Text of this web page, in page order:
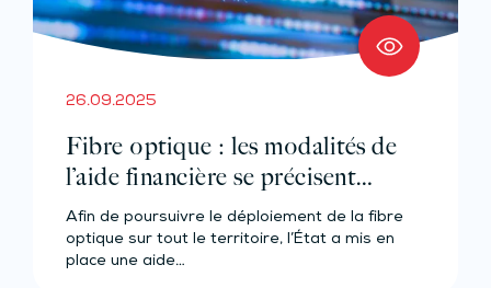
26.09.2025
Fibre optique : les modalités de
l’aide financière se précisent…
Afin de poursuivre le déploiement de la fibre
optique sur tout le territoire, l’État a mis en
place une aide…